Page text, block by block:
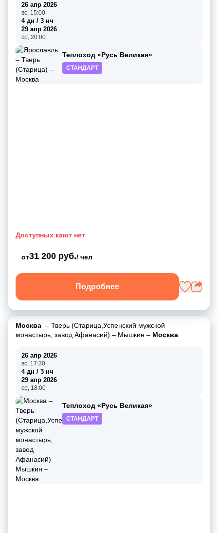
26 апр 2026
вс, 15:00
4 дн / 3 нч
29 апр 2026
ср, 20:00
Теплоход «Русь Великая»
СТАНДАРТ
Доступных кают нет
от31 200 руб./ чел
Подробнее
Москва – Тверь (Старица,Успенский мужской
монастырь, завод Афанасий) – Мышкин – Москва
26 апр 2026
вс, 17:30
4 дн / 3 нч
29 апр 2026
ср, 18:00
Теплоход «Русь Великая»
СТАНДАРТ